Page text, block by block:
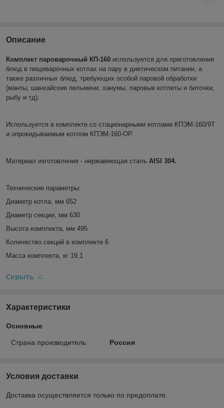
Описание
Комплект пароварочный КП-160 используется для приготовления
блюд в пищеварочных котлах на пару в диетическом питании, а
также различных блюд, требующих особой паровой обработки
(манты, шанхайские пельмени, ханумы, паровые котлеты и биточки,
рыбу и тд).
Используется в комплекте со стационарными котлами КПЭМ-160/9Т
и опрокидываемым котлом КПЭМ-160-ОР.
Материал изготовления - нержавеющая сталь AISI 304.
Технические параметры:
Диаметр котла, мм 652
Диаметр секции, мм 630
Высота комплекта, мм 495
Количество секций в комплекте 6
Масса комплекта, кг 19,1
Скрыть
Характеристики
Основные
Страна производитель Россия
Условия доставки
Доставка осуществляется только по предоплате.